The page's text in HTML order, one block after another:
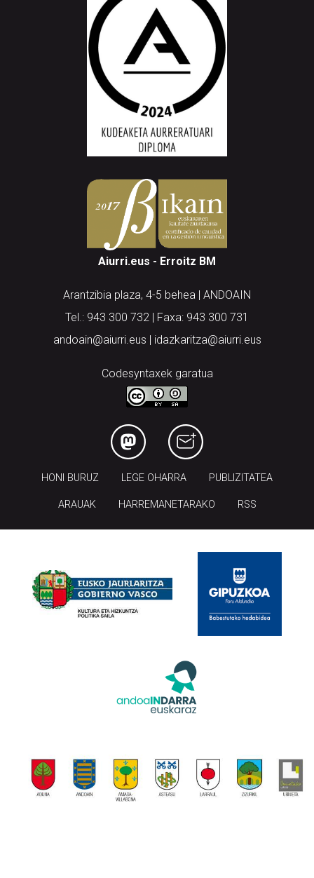
Aiurri.eus - Erroitz BM
Arantzibia plaza, 4-5 behea | ANDOAIN
Tel.: 943 300 732 | Faxa: 943 300 731
andoain@aiurri.eus | idazkaritza@aiurri.eus
Codesyntaxek garatua
HONI BURUZ LEGE OHARRA PUBLIZITATEA
ARAUAK HARREMANETARAKO RSS